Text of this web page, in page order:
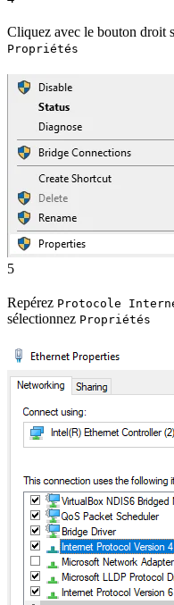
Cliquez avec le bouton droit
Propriétés
5
Repérez Protocole
sélectionnez Propriétés